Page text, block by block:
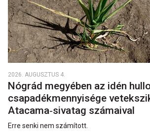
2026. AUGUSZTUS 4.
Nógrád megyében az idén
csapadékmennyisége
Atacama‑sivatag számaival
Erre senki nem számított.